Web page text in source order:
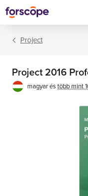
Project
Project 2016
magyar éstöbb mint